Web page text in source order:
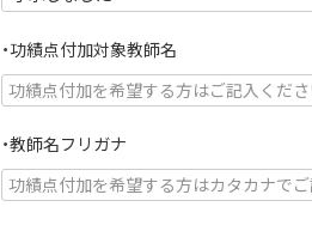
・功績点付加対象教師名
・教師名フリガナ